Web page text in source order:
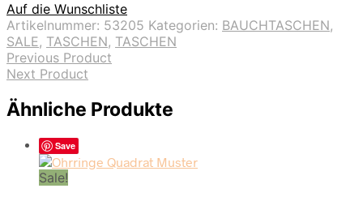
Auf die Wunschliste
Artikelnummer: 53205 Kategorien: BAUCHTASCHEN,
SALE, TASCHEN, TASCHEN
Previous Product
Next Product
Ähnliche Produkte
Save
Sale!